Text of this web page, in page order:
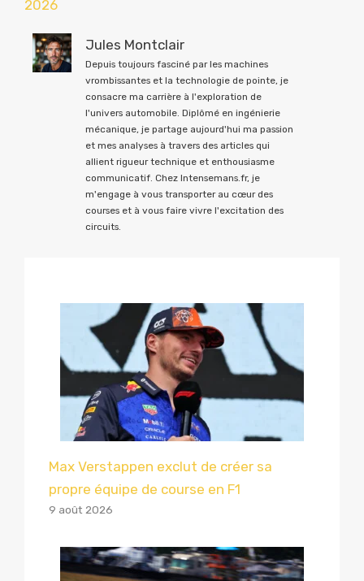
2026
Jules Montclair
Depuis toujours fasciné par les machines
vrombissantes et la technologie de pointe, je
consacre ma carrière à l'exploration de
l'univers automobile. Diplômé en ingénierie
mécanique, je partage aujourd'hui ma passion
et mes analyses à travers des articles qui
allient rigueur technique et enthousiasme
communicatif. Chez Intensemans.fr, je
m'engage à vous transporter au cœur des
courses et à vous faire vivre l'excitation des
circuits.
Max Verstappen exclut de créer sa
propre équipe de course en F1
9 août 2026